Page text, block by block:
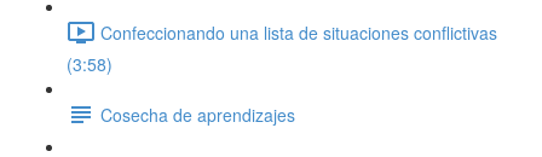
Confeccionando una lista de situaciones conflictivas
(3:58)
Cosecha de aprendizajes